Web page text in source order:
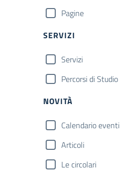
Pagine
SERVIZI
Servizi
Percorsi di Studio
NOVITÀ
Calendario eventi
Articoli
Le circolari